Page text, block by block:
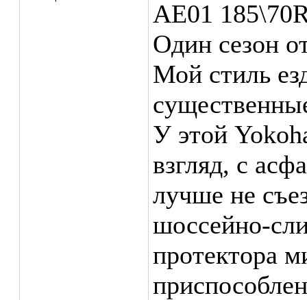
AE01
Один сезон
Мой стиль
У этой
взгляд, с
лучше не
шоссейно-
протектора